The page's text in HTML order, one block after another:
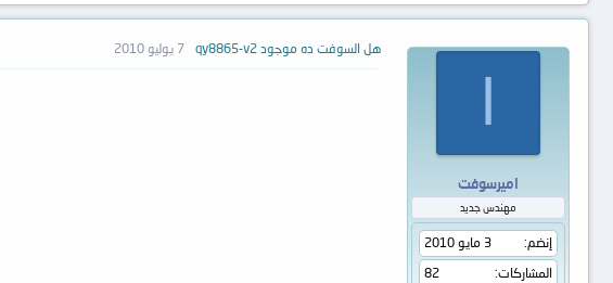
اميرسوفت
مهندس جديد
إنضم
3 مايو 2010
المشاركات
82
هل السوفت ده موجود qy8865-v2 7 يوليو 2010